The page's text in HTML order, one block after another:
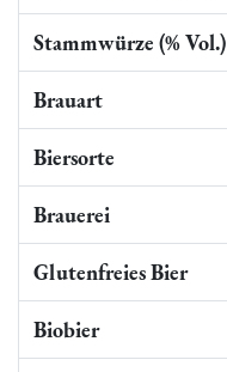
Stammwürze (% Vol.)
Brauart
Biersorte
Brauerei
Glutenfreies Bier
Biobier